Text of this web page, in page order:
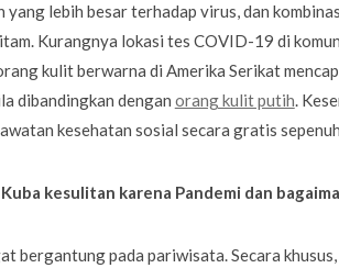
yang lebih besar terhadap virus, dan
Kurangnya lokasi tes COVID-19 di
kulit berwarna di Amerika Serikat
dibandingkan dengan orang kulit putih.
kesehatan sosial secara gratis
kesulitan karena Pandemi dan
bergantung pada pariwisata. Secara